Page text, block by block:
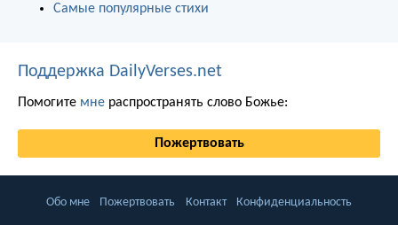
Самые популярные стихи
Поддержка DailyVerses.net
Помогите мне распространять слово Божье:
Пожертвовать
Обо мне Пожертвовать Контакт Конфиденциальность